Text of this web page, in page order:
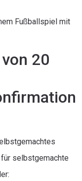
Fußballspiel mit
20
selbstgemachte